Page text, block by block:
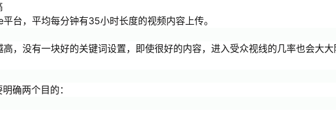
台，平均每分钟有35小时长度的视频内容上传。
，没有一块好的关键词设置，即使很好的内容，进入受众视线的几率也会大大
确两个目的：